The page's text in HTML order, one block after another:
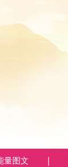
量图文 |